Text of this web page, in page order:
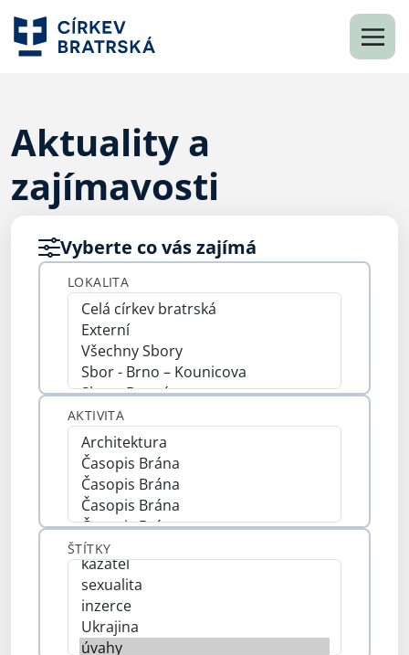
Aktuality a
zajímavosti
Vyberte co vás zajímá
LOKALITA
AKTIVITA
ŠTÍTKY